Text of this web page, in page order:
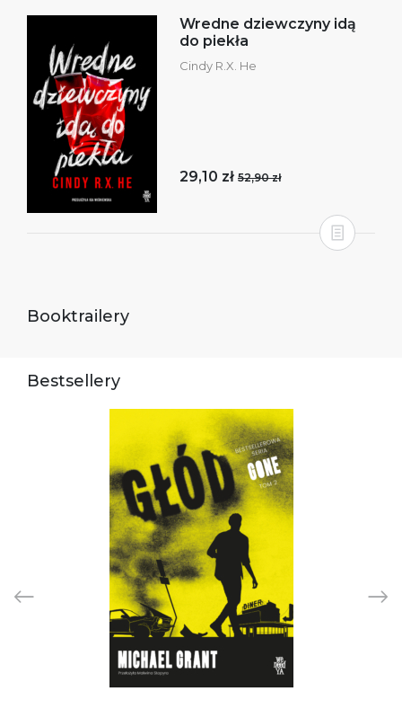
Wredne dziewczyny idą
do piekła
Cindy R.X. He
29,10 zł 52,90 zł
Booktrailery
Bestsellery